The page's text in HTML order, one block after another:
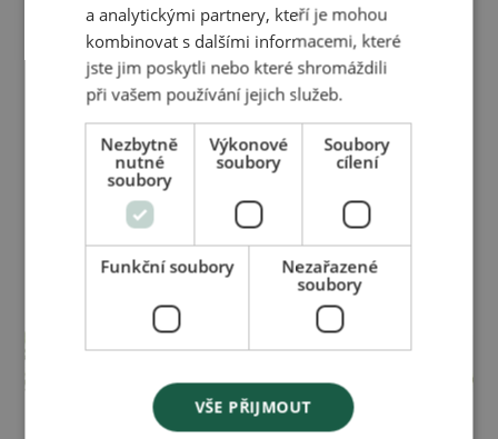
Objevte sílu a původ přírodních složek, které
používáme v našich produktech. Naším Herbářem
vás provedeme skrze každou rostlinu a její
blahodárné účinky na vaši pokožku a zdraví.
Prohlédnout herbář
Prohlédnout herbář
a analytickými partnery, kteří je mohou
kombinovat s dalšími informacemi, které
jste jim poskytli nebo které shromáždili
při vašem používání jejich služeb.
Nezbytně
nutné
soubory
Výkonové
soubory
Soubory
cílení
Funkční soubory
Nezařazené
soubory
VŠE PŘIJMOUT